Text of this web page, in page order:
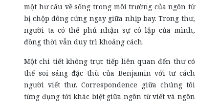
một hư cấu về sống trong môi trường của ngôn từ
bị chộp đông cứng ngay giữa nhịp bay. Trong thư,
người ta có thể phủ nhận sự cô lập của mình,
đồng thời vẫn duy trì khoảng cách.
Một chi tiết không trực tiếp liên quan đến thư có
thể soi sáng đặc thù của Benjamin với tư cách
người viết thư. Correspondence giữa chúng tôi
từng đụng tới khác biệt giữa ngôn từ viết và ngôn